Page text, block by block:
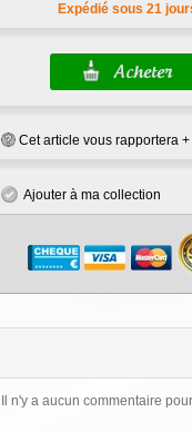
Expédié sous 21
Cet article vous rapportera +
Ajouter à ma collection
Il n'y a aucun commentaire